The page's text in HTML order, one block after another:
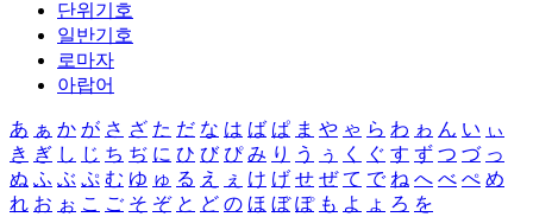
단위기호
일반기호
로마자
아랍어
あ ぁ か が さ ざ た だ な は ば ぱ ま や ゃ ら わ ゎ ん い ぃ
き ぎ し じ ち ぢ に ひ び ぴ み り う ぅ く ぐ す ず つ づ っ
ぬ ふ ぶ ぷ む ゆ ゅ る え ぇ け げ せ ぜ て で ね へ べ ぺ め
れ お ぉ こ ご そ ぞ と ど の ほ ぼ ぽ も よ ょ ろ を